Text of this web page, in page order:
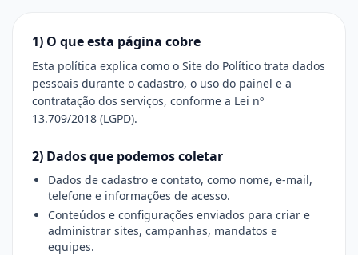
1) O que esta página cobre
Esta política explica como o Site do Político trata dados
pessoais durante o cadastro, o uso do painel e a
contratação dos serviços, conforme a Lei nº
13.709/2018 (LGPD).
2) Dados que podemos coletar
Dados de cadastro e contato, como nome, e-mail,
telefone e informações de acesso.
Conteúdos e configurações enviados para criar e
administrar sites, campanhas, mandatos e
equipes.